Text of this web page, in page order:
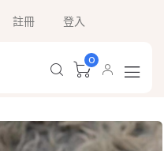
註冊 登入
0